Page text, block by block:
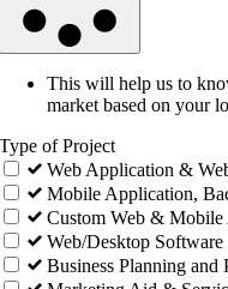
This will help us to
market based on your
Type of Project
Web Application &
Mobile Application,
Custom Web & Mobile
Web/Desktop
Business Planning and